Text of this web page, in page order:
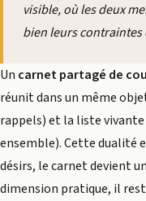
visible, où les deux
bien leurs contraintes
Un carnet partagé de
réunit dans un même
rappels) et la liste
ensemble). Cette dualité
désirs, le carnet devient
dimension pratique, il